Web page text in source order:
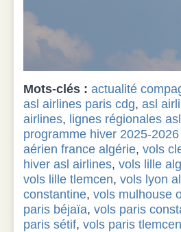
Mots-clés : actualité
asl airlines paris cdg, asl
airlines, lignes régionales
programme hiver 2025-
aérien france algérie, vols
hiver asl airlines, vols lille
vols lille tlemcen, vols lyon
constantine, vols mulhouse
paris béjaïa, vols paris
paris sétif, vols paris tlemcen